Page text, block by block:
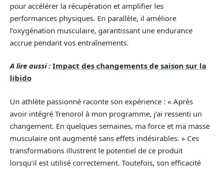
pour accélérer la récupération et amplifier les
performances physiques. En parallèle, il améliore
l’oxygénation musculaire, garantissant une endurance
accrue pendant vos entraînements.
A lire aussi : Impact des changements de saison sur la
libido
Un athlète passionné raconte son expérience : « Après
avoir intégré Trenorol à mon programme, j’ai ressenti un
changement. En quelques semaines, ma force et ma masse
musculaire ont augmenté sans effets indésirables. » Ces
transformations illustrent le potentiel de ce produit
lorsqu’il est utilisé correctement. Toutefois, son efficacité